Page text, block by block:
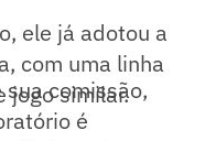
ele já adotou a
com uma linha
jogo similar.
comissão,
é